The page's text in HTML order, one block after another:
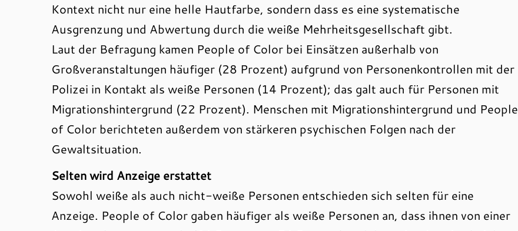
Kontext nicht nur eine helle Hautfarbe, sondern dass es eine systematische
Ausgrenzung und Abwertung durch die weiße Mehrheitsgesellschaft gibt.
Laut der Befragung kamen People of Color bei Einsätzen außerhalb von
Großveranstaltungen häufiger (28 Prozent) aufgrund von Personenkontrollen mit der
Polizei in Kontakt als weiße Personen (14 Prozent); das galt auch für Personen mit
Migrationshintergrund (22 Prozent). Menschen mit Migrationshintergrund und People
of Color berichteten außerdem von stärkeren psychischen Folgen nach der
Gewaltsituation.
Selten wird Anzeige erstattet
Sowohl weiße als auch nicht-weiße Personen entschieden sich selten für eine
Anzeige. People of Color gaben häufiger als weiße Personen an, dass ihnen von einer